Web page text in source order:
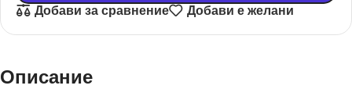
Добави за сравнение
Добави е желани
Описание